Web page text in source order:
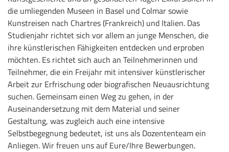
die umliegenden Museen in Basel und Colmar sowie
Kunstreisen nach Chartres (Frankreich) und Italien. Das
Studienjahr richtet sich vor allem an junge Menschen, die
ihre künstlerischen Fähigkeiten entdecken und erproben
möchten. Es richtet sich auch an Teilnehmerinnen und
Teilnehmer, die ein Freijahr mit intensiver künstlerischer
Arbeit zur Erfrischung oder biografischen Neuausrichtung
suchen. Gemeinsam einen Weg zu gehen, in der
Auseinandersetzung mit dem Material und seiner
Gestaltung, was zugleich auch eine intensive
Selbstbegegnung bedeutet, ist uns als Dozententeam ein
Anliegen. Wir freuen uns auf Eure/Ihre Bewerbungen.